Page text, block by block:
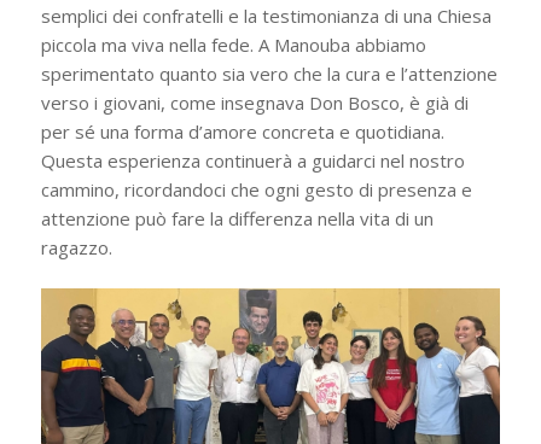
semplici dei confratelli e la testimonianza di una Chiesa
piccola ma viva nella fede. A Manouba abbiamo
sperimentato quanto sia vero che la cura e l’attenzione
verso i giovani, come insegnava Don Bosco, è già di
per sé una forma d’amore concreta e quotidiana.
Questa esperienza continuerà a guidarci nel nostro
cammino, ricordandoci che ogni gesto di presenza e
attenzione può fare la differenza nella vita di un
ragazzo.